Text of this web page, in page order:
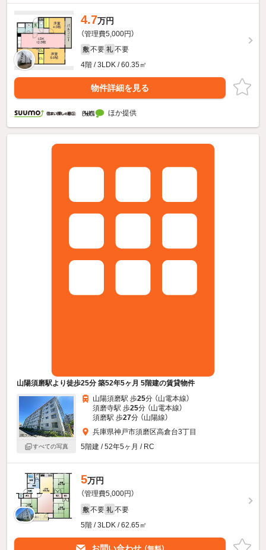
4.7万円
（管理費5,000円）
敷 不要 礼 不要
4階 / 3LDK / 60.35㎡
物件詳細を見る
ほか提供
山陽須磨駅より徒歩25分 築52年5ヶ月 5階建の賃貸物件
すべての写真
山陽須磨駅 歩25分 （山電本線）
須磨寺駅 歩25分 （山電本線）
須磨駅 歩27分 （山陽線）
兵庫県神戸市須磨区高倉台3丁目
5階建 / 52年5ヶ月 / RC
5万円
（管理費5,000円）
敷 不要 礼 不要
5階 / 3LDK / 62.65㎡